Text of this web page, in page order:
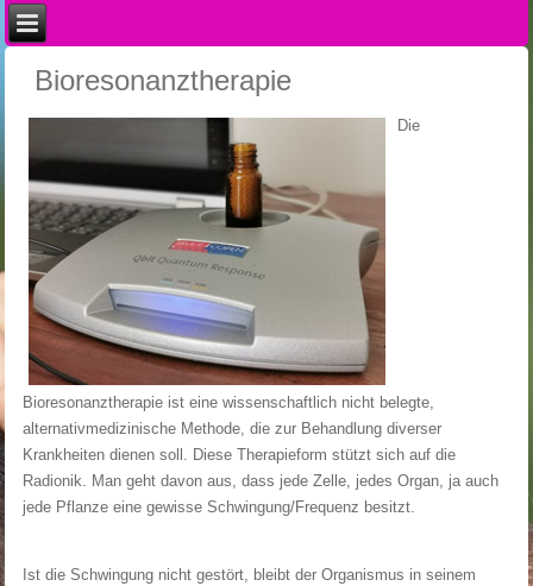
Bioresonanztherapie
Die
Bioresonanztherapie ist eine wissenschaftlich nicht belegte,
alternativmedizinische Methode, die zur Behandlung diverser
Krankheiten dienen soll. Diese Therapieform stützt sich auf die
Radionik. Man geht davon aus, dass jede Zelle, jedes Organ, ja auch
jede Pflanze eine gewisse Schwingung/Frequenz besitzt.
Ist die Schwingung nicht gestört, bleibt der Organismus in seinem